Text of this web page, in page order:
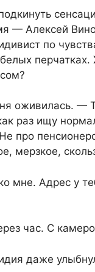
— Алексей
по
оживилась. —
раз ищу
про
мерзкое,
мне. Адрес у
час. С
даже